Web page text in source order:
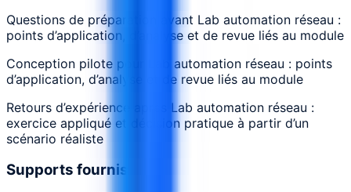
Questions de préparation avant Lab automation réseau :
points d’application, d’analyse et de revue liés au module
Conception pilote pour Lab automation réseau : points
d’application, d’analyse et de revue liés au module
Retours d’expérience après Lab automation réseau :
exercice appliqué et décision pratique à partir d’un
scénario réaliste
Supports fournis